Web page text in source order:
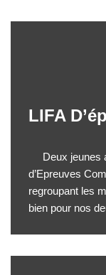
LIFA
Deux jeunes
d’Epreuves
regroupant les
bien pour nos